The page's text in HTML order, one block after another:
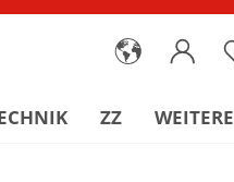
ZZ WEITERE